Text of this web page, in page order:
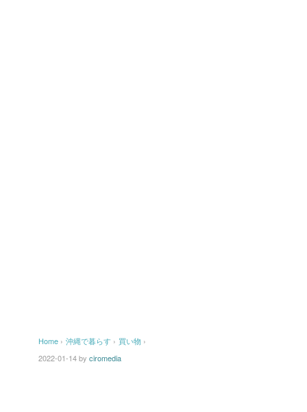
Home › 沖縄で暮らす › 買い物 ›
2022-01-14by ciromedia